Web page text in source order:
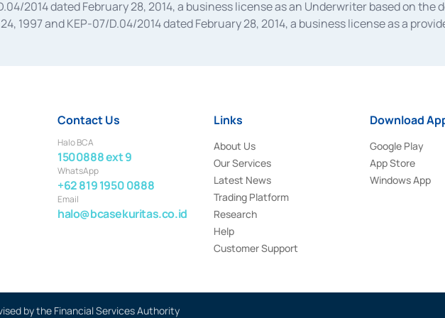
2014 dated February 28, 2014, a business license as an Underwriter based on
1997 and KEP-07/D.04/2014 dated February 28, 2014, a business license as a
on the decree of the Financial Services Authority Number S-67/PM.21/2014 dated
whose license was issued in 2018.
Contact Us
Halo BCA
1500888 ext 9
WhatsApp
+62 819 1950 0888
Email
halo@bcasekuritas.co.id
Links
About Us
Our Services
Latest News
Trading Platform
Research
Help
Customer Support
Download
Google Play
App Store
Windows App
by the Financial Services Authority